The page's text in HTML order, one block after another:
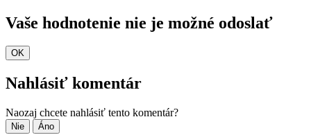
Vaše hodnotenie nie je možné odoslať
OK
Nahlásiť komentár
Naozaj chcete nahlásiť tento komentár?
Nie Áno